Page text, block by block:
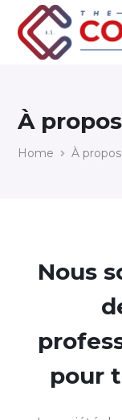
À propos
Home À propos
Nous
pour